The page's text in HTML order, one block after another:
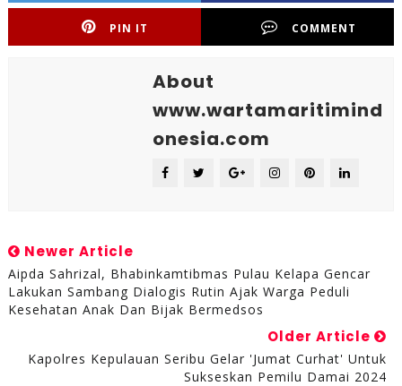
PIN IT COMMENT
About
www.wartamaritimind
onesia.com
Newer Article
Aipda Sahrizal, Bhabinkamtibmas Pulau Kelapa Gencar
Lakukan Sambang Dialogis Rutin Ajak Warga Peduli
Kesehatan Anak Dan Bijak Bermedsos
Older Article
Kapolres Kepulauan Seribu Gelar 'Jumat Curhat' Untuk
Sukseskan Pemilu Damai 2024